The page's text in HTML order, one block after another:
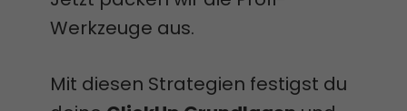
Werkzeuge aus.
Mit diesen Strategien festigst du